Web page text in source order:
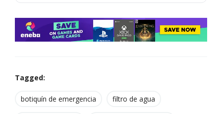
Tagged:
botiquín de emergencia filtro de agua